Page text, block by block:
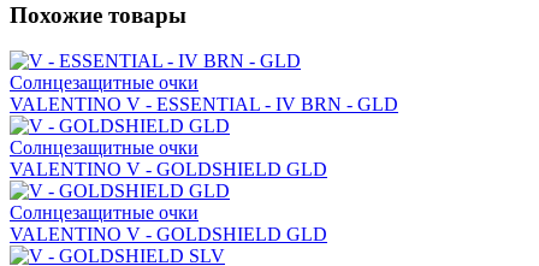
Похожие товары
Солнцезащитные очки
VALENTINO V - ESSENTIAL - IV BRN - GLD
Солнцезащитные очки
VALENTINO V - GOLDSHIELD GLD
Солнцезащитные очки
VALENTINO V - GOLDSHIELD GLD